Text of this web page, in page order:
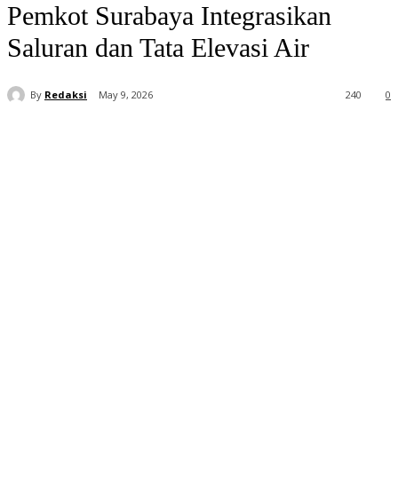
Pemkot Surabaya Integrasikan
Saluran dan Tata Elevasi Air
By Redaksi May 9, 2026 0
240